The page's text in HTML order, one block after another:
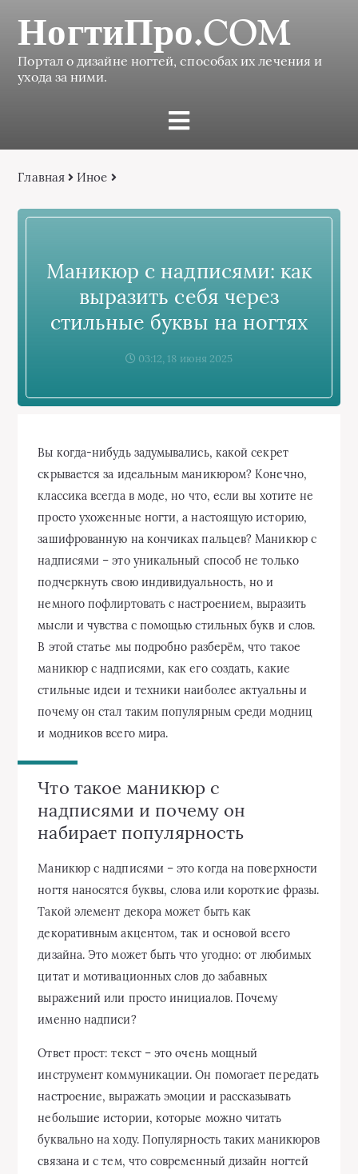
НогтиПро.COM
Портал о дизайне ногтей, способах их лечения и
ухода за ними.
Главная Иное
Маникюр с надписями: как
выразить себя через
стильные буквы на ногтях
03:12, 18 июня 2025
Вы когда-нибудь задумывались, какой секрет
скрывается за идеальным маникюром? Конечно,
классика всегда в моде, но что, если вы хотите не
просто ухоженные ногти, а настоящую историю,
зашифрованную на кончиках пальцев? Маникюр с
надписями – это уникальный способ не только
подчеркнуть свою индивидуальность, но и
немного пофлиртовать с настроением, выразить
мысли и чувства с помощью стильных букв и слов.
В этой статье мы подробно разберём, что такое
маникюр с надписями, как его создать, какие
стильные идеи и техники наиболее актуальны и
почему он стал таким популярным среди модниц
и модников всего мира.
Что такое маникюр с
надписями и почему он
набирает популярность
Маникюр с надписями – это когда на поверхности
ногтя наносятся буквы, слова или короткие фразы.
Такой элемент декора может быть как
декоративным акцентом, так и основой всего
дизайна. Это может быть что угодно: от любимых
цитат и мотивационных слов до забавных
выражений или просто инициалов. Почему
именно надписи?
Ответ прост: текст – это очень мощный
инструмент коммуникации. Он помогает передать
настроение, выражать эмоции и рассказывать
небольшие истории, которые можно читать
буквально на ходу. Популярность таких маникюров
связана и с тем, что современный дизайн ногтей